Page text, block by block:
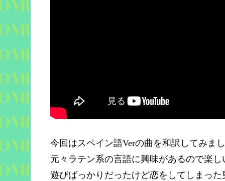
今回はスペイン語Verの曲を和訳してみま
元々ラテン系の言語に興味があるので楽
遊びばっかりだったけど恋をしてしまっ